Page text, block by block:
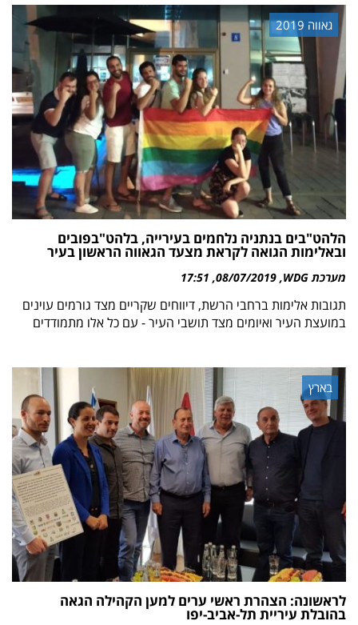
גאווה 2019
הלהט"בים בנתניה נלחמים בעירייה, בלהט"בפובים
ובאלימות הגואה לקראת מצעד הגאווה הראשון בעיר
מערכת WDG 08/07/2019
17:51
תגובות אלימות ברחבי הרשת, דיווחים שקריים מצד גורמים עוינים
במועצת העיר ואיומים מצד תושבי העיר - עם כל אלו מתמודדים
בארץ
לראשונה: הצהרת ראשי ערים למען הקהילה הגאה
בהובלת עיריית תל-אביב-יפו